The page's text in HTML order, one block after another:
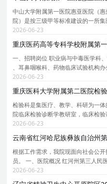
中山大学附属第一医院惠亚医院（
院）是按三级甲等标准建设的一所
三级综合教学医院，目标建设成为
委市政府与中山大学达成共识，将
2026-06-23
一、招聘岗位 职业病与中毒医学科
、耳鼻咽喉科、药物临床试验机构
学专业、 临床医学【类】、中西医
学历及相应学位 2. 具有相应高级职
2026-06-23
重庆医科大学附属第二医院检
检验科是集医疗、教学、科研为一
院临床检验诊断学教研室，临床检
市检验医学重点学科，重庆市临床
微生物检验），ISO15189医学实验
2026-06-23
根据工作需求，我院现面向社会公
员。 一、医院概况 红河州第三人民
院），现为三级甲等肿瘤专科医院
所肺癌防治合作中心，云南省肿瘤临
2026-06-23